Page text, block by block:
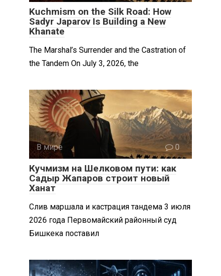
Kuchmism on the Silk Road: How
Sadyr Japarov Is Building a New
Khanate
The Marshal’s Surrender and the Castration of
the Tandem On July 3, 2026, the
В мире 0
Кучмизм на Шелковом пути: как
Садыр Жапаров строит новый
Ханат
Слив маршала и кастрация тандема 3 июля
2026 года Первомайский районный суд
Бишкека поставил